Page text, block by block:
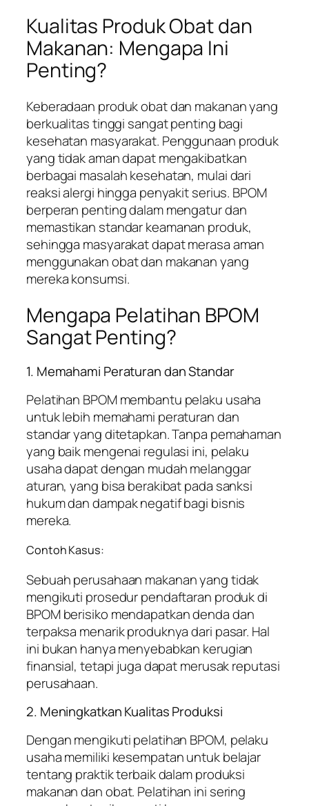
Kualitas Produk Obat dan
Makanan: Mengapa Ini
Penting?
Keberadaan produk obat dan makanan yang
berkualitas tinggi sangat penting bagi
kesehatan masyarakat. Penggunaan produk
yang tidak aman dapat mengakibatkan
berbagai masalah kesehatan, mulai dari
reaksi alergi hingga penyakit serius. BPOM
berperan penting dalam mengatur dan
memastikan standar keamanan produk,
sehingga masyarakat dapat merasa aman
menggunakan obat dan makanan yang
mereka konsumsi.
Mengapa Pelatihan BPOM
Sangat Penting?
1. Memahami Peraturan dan Standar
Pelatihan BPOM membantu pelaku usaha
untuk lebih memahami peraturan dan
standar yang ditetapkan. Tanpa pemahaman
yang baik mengenai regulasi ini, pelaku
usaha dapat dengan mudah melanggar
aturan, yang bisa berakibat pada sanksi
hukum dan dampak negatif bagi bisnis
mereka.
Contoh Kasus:
Sebuah perusahaan makanan yang tidak
mengikuti prosedur pendaftaran produk di
BPOM berisiko mendapatkan denda dan
terpaksa menarik produknya dari pasar. Hal
ini bukan hanya menyebabkan kerugian
finansial, tetapi juga dapat merusak reputasi
perusahaan.
2. Meningkatkan Kualitas Produksi
Dengan mengikuti pelatihan BPOM, pelaku
usaha memiliki kesempatan untuk belajar
tentang praktik terbaik dalam produksi
makanan dan obat. Pelatihan ini sering